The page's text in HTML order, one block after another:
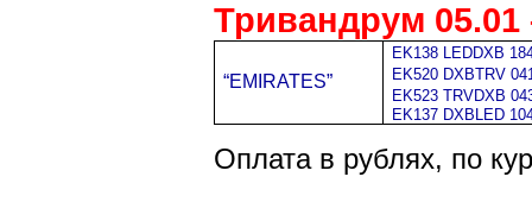
Тривандрум 05.01
“EMIRATES”
EK138 LEDDXB
EK520 DXBTRV
EK523 TRVDXB
EK137 DXBLED
Оплата в рублях, по